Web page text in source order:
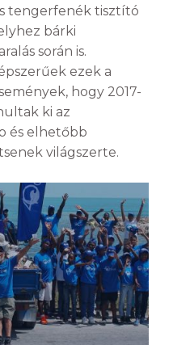
tengerfenék tisztító
bárki
során is.
ezek a
hogy 2017-
ki az
és elhetőbb
világszerte.